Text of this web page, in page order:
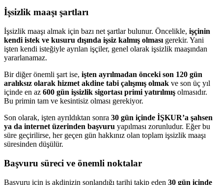
İşsizlik maaşı şartları
İşsizlik maaşı almak için bazı net şartlar bulunur. Öncelikle, işçinin
kendi istek ve kusuru dışında işsiz kalmış olması gerekir. Yani
işten kendi isteğiyle ayrılan işçiler, genel olarak işsizlik maaşından
yararlanamaz.
Bir diğer önemli şart ise, işten ayrılmadan önceki son 120 gün
aralıksız olarak hizmet akdine tabi çalışmış olmak ve son üç yıl
içinde en az 600 gün işsizlik sigortası primi yatırılmış olmasıdır.
Bu primin tam ve kesintisiz olması gerekiyor.
Son olarak, işten ayrıldıktan sonra 30 gün içinde İŞKUR’a şahsen
ya da internet üzerinden başvuru yapılması zorunludur. Eğer bu
süre geçirilirse, her geçen gün hakkınız olan toplam işsizlik maaşı
süresinden düşülür.
Başvuru süreci ve önemli noktalar
Başvuru için iş akdinizin sonlandığı tarihi takip eden 30 gün içinde